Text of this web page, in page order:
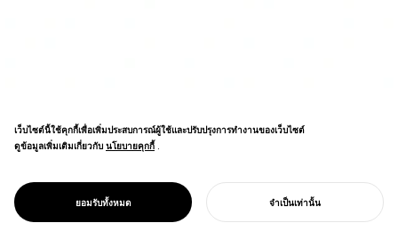
PROJECT
XICA
การสร้างแบรนด์ ลวดลายดาวผสานกับการไล่
สีหลักแบบพิมพ์/ดิจิทัลในระบบภาพที่ทันสมัย
เว็บไซต์นี้ใช้คุกกี้เพื่อเพิ่มประสบการณ์ผู้ใช้และปรับปรุงการทำงานของเว็บไซต์
ดูข้อมูลเพิ่มเติมเกี่ยวกับ นโยบายคุกกี้
นโยบายคุกกี้ .
ยอมรับทั้งหมด จำเป็นเท่านั้น